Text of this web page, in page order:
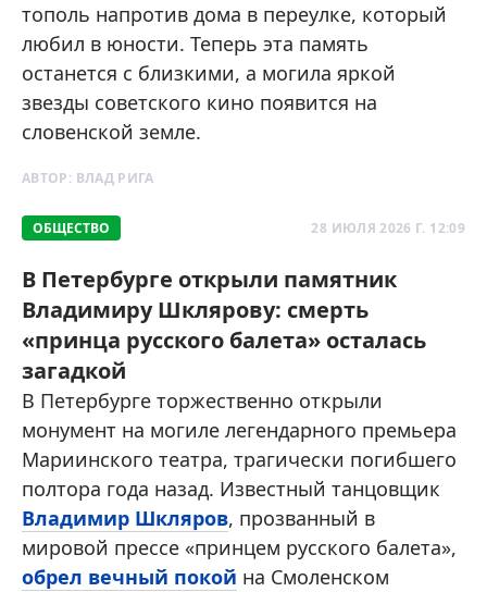
тополь напротив дома в переулке, который
любил в юности. Теперь эта память
останется с близкими, а могила яркой
звезды советского кино появится на
словенской земле.
АВТОР: ВЛАД РИГА
ОБЩЕСТВО 28 ИЮЛЯ 2026 Г. 12:09
В Петербурге открыли памятник
Владимиру Шклярову: смерть
«принца русского балета» осталась
загадкой
В Петербурге торжественно открыли
монумент на могиле легендарного премьера
Мариинского театра, трагически погибшего
полтора года назад. Известный танцовщик
Владимир Шкляров, прозванный в
мировой прессе «принцем русского балета»,
обрел вечный покой на Смоленском